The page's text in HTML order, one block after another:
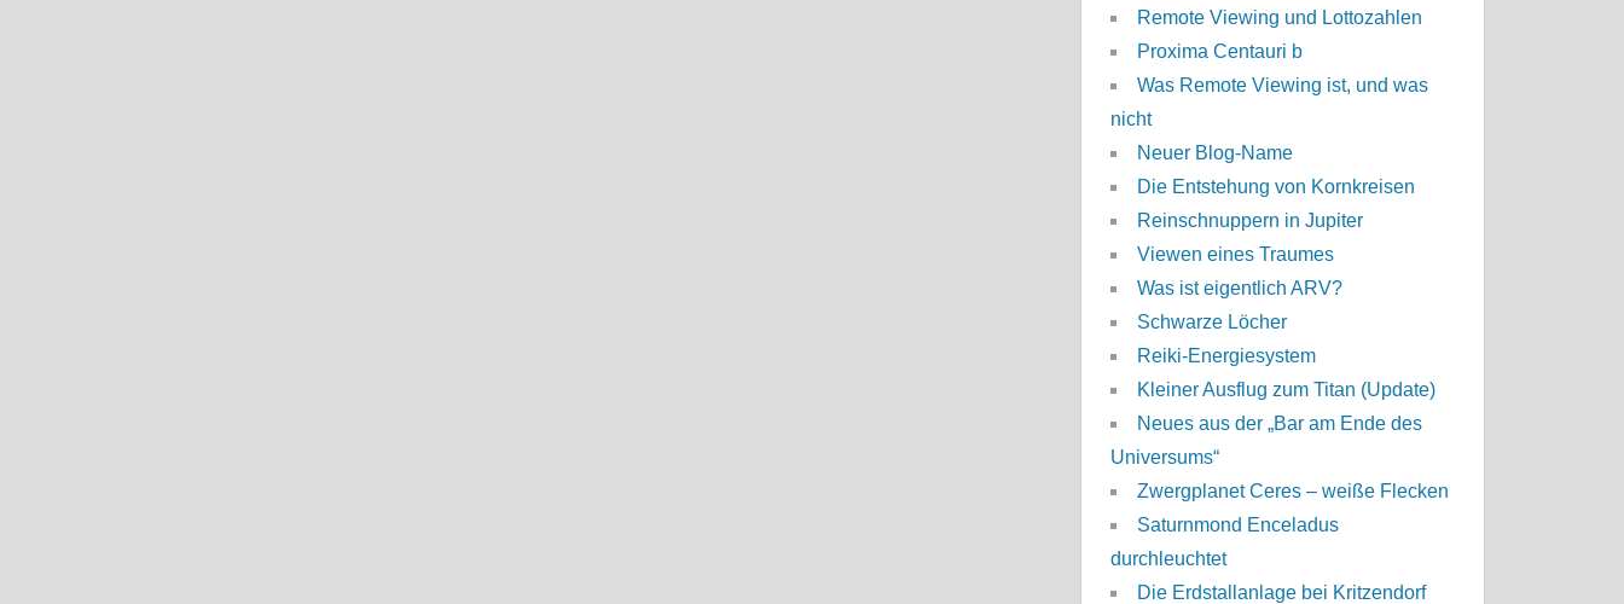
Remote Viewing und Lottozahlen
Proxima Centauri b
Was Remote Viewing ist, und was
nicht
Neuer Blog-Name
Die Entstehung von Kornkreisen
Reinschnuppern in Jupiter
Viewen eines Traumes
Was ist eigentlich ARV?
Schwarze Löcher
Reiki-Energiesystem
Kleiner Ausflug zum Titan (Update)
Neues aus der „Bar am Ende des
Universums“
Zwergplanet Ceres – weiße Flecken
Saturnmond Enceladus
durchleuchtet
Die Erdstallanlage bei Kritzendorf